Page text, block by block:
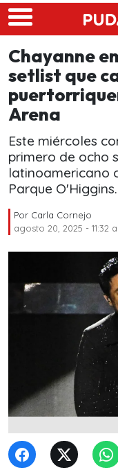
Skip to main content
Chayanne
setlist que
Arena
Este miércoles
primero de ocho
latinoamericano
Parque O'Higgins.
Por Carla Cornejo
agosto 20, 2025 - 11:32